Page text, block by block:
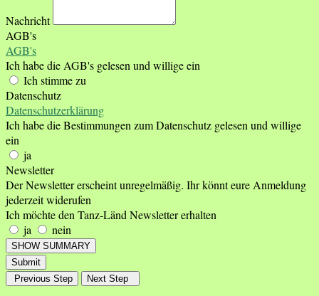
Nachricht
AGB's
AGB's
Ich habe die AGB's gelesen und willige ein
Ich stimme zu
Datenschutz
Datenschutzerklärung
Ich habe die Bestimmungen zum Datenschutz gelesen und willige
ein
ja
Newsletter
Der Newsletter erscheint unregelmäßig. Ihr könnt eure Anmeldung
jederzeit widerufen
Ich möchte den Tanz-Länd Newsletter erhalten
ja
nein
SHOW SUMMARY
Submit
Previous Step
Next Step